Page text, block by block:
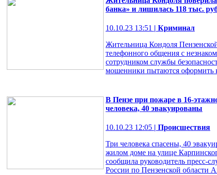
банка» и лишилась 118 тыс.
10.10.23 13:51 | Криминал
Жительница Кондоля
телефонного общения с
сотрудником службы
мошенники пытаются оформить
В Пензе при пожаре в 16-
человека, 40 эвакуированы
10.10.23 12:05 | Происшествия
Три человека спасены, 40
жилом доме на улице
сообщила руководитель пресс-
России по Пензенской области